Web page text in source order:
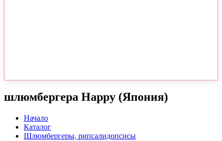
шлюмбергера Happy (Япония)
Начало
Каталог
Шлюмбергеры, рипсалидопсисы